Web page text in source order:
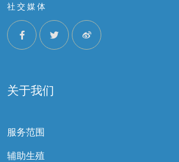
社交媒体
关于我们
服务范围
辅助生殖